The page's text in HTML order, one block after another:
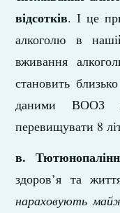
відсотків. І це
алкоголю в
вживання
становить
даними ВООЗ
перевищувати 8
в.
здоров’я та
нараховують